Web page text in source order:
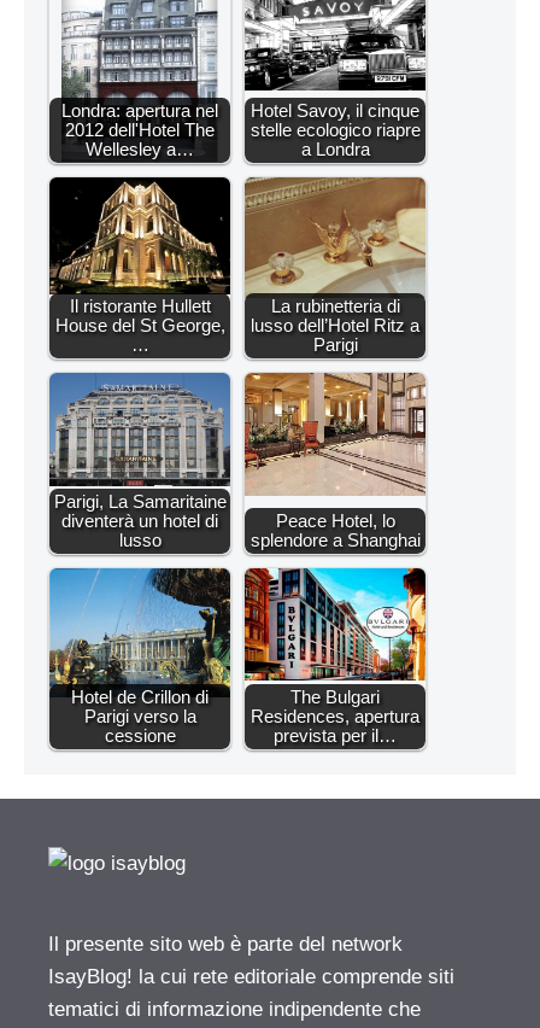
Londra: apertura nel
2012 dell'Hotel The
Wellesley a…
Hotel Savoy, il cinque
stelle ecologico riapre
a Londra
Il ristorante Hullett
House del St George,
…
La rubinetteria di
lusso dell’Hotel Ritz a
Parigi
Parigi, La Samaritaine
diventerà un hotel di
lusso
Peace Hotel, lo
splendore a Shanghai
Hotel de Crillon di
Parigi verso la
cessione
The Bulgari
Residences, apertura
prevista per il…
Il presente sito web è parte del network
IsayBlog! la cui rete editoriale comprende siti
tematici di informazione indipendente che